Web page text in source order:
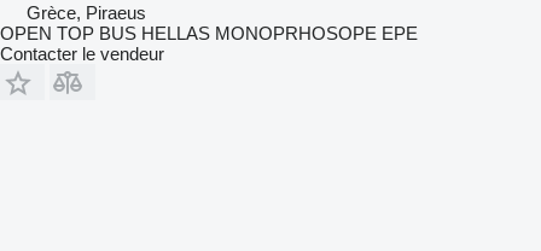
Grèce, Piraeus
OPEN TOP BUS HELLAS MONOPRHOSOPE EPE
Contacter le vendeur